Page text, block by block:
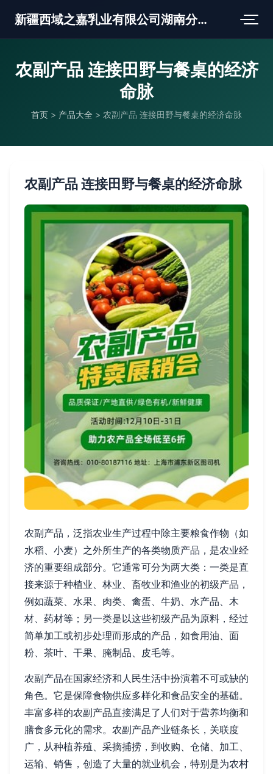
新疆西域之嘉乳业有限公司湖南分公司
农副产品 连接田野与餐桌的经济
命脉
首页 > 产品大全 > 农副产品 连接田野与餐桌的经济命脉
农副产品 连接田野与餐桌的经济命脉
农副产品，泛指农业生产过程中除主要粮食作物（如
水稻、小麦）之外所生产的各类物质产品，是农业经
济的重要组成部分。它通常可分为两大类：一类是直
接来源于种植业、林业、畜牧业和渔业的初级产品，
例如蔬菜、水果、肉类、禽蛋、牛奶、水产品、木
材、药材等；另一类是以这些初级产品为原料，经过
简单加工或初步处理而形成的产品，如食用油、面
粉、茶叶、干果、腌制品、皮毛等。
农副产品在国家经济和人民生活中扮演着不可或缺的
角色。它是保障食物供应多样化和食品安全的基础。
丰富多样的农副产品直接满足了人们对于营养均衡和
膳食多元化的需求。农副产品产业链条长，关联度
广，从种植养殖、采摘捕捞，到收购、仓储、加工、
运输、销售，创造了大量的就业机会，特别是为农村